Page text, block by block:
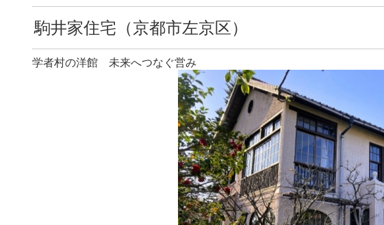
駒井家住宅（京都市左京区）
学者村の洋館 未来へつなぐ営み